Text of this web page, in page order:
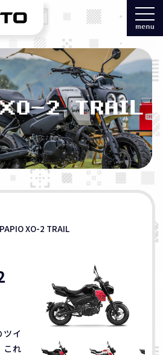
2 TRAIL
PAPIO XO-2 TRAIL
イ
これ